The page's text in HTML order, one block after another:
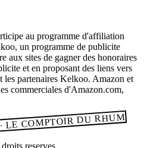
au programme d'affiliation
un programme de publicite
aux sites de gagner des honoraires
et en proposant des liens vers
les partenaires Kelkoo. Amazon et
commerciales d'Amazon.com,
COMPTOIR DU RHUM
reserves.